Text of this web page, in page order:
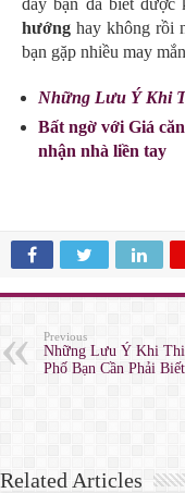
hướng hay không rồi
bạn gặp nhiều may
Những Lưu Ý Khi
Bất ngờ với Giá
nhận nhà liền tay
Previous
Những Lưu Ý Khi
Phố Bạn Cần Phải
Related Articles